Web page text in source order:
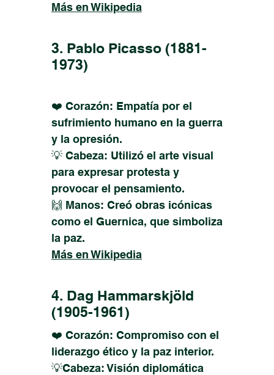
Más en Wikipedia
3. Pablo Picasso (1881-
1973)
❤️ Corazón: Empatía por el
sufrimiento humano en la guerra
y la opresión.
💡 Cabeza: Utilizó el arte visual
para expresar protesta y
provocar el pensamiento.
🙌 Manos: Creó obras icónicas
como el Guernica, que simboliza
la paz.
Más en Wikipedia
4. Dag Hammarskjöld
(1905-1961)
❤️ Corazón: Compromiso con el
liderazgo ético y la paz interior.
💡Cabeza: Visión diplomática